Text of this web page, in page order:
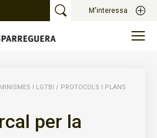
M'interessa
I LGTBI / PROTOCOLS I PLANS
per la